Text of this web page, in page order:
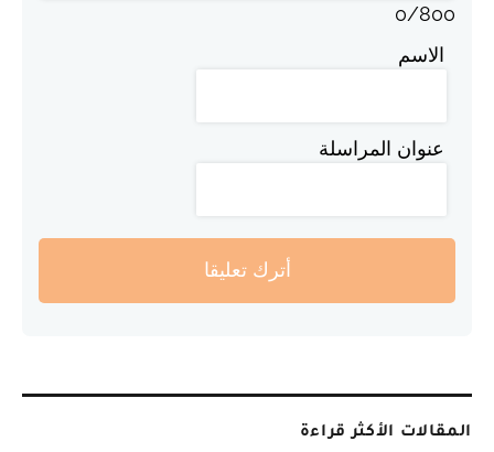
0/800
الاسم
عنوان المراسلة
أترك تعليقا
المقالات الأكثر قراءة